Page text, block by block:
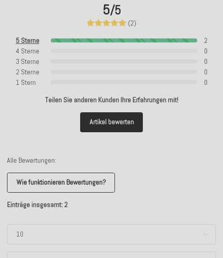
5/5
(2)
5 Sterne
2
4 Sterne
0
3 Sterne
0
2 Sterne
0
1 Stern
0
Teilen Sie anderen Kunden Ihre Erfahrungen mit!
Artikel bewerten
Alle Bewertungen:
Wie funktionieren Bewertungen?
Einträge insgesamt: 2